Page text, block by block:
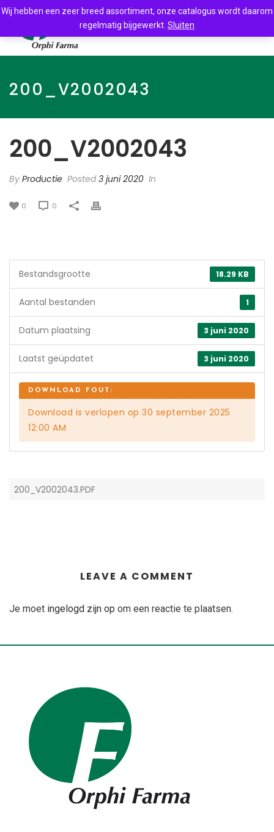
200_V2002043
200_V2002043
By Productie Posted3 juni 2020 In
0 0
18.29 KB
Bestandsgrootte
1
Aantal bestanden
3 juni 2020
Datum plaatsing
3 juni 2020
Laatst geüpdatet
Download is verlopen op 30 september 2025
12:00 AM
200_V2002043.PDF
LEAVE A COMMENT
Je moet ingelogd zijn op om een reactie te plaatsen.
Wij hebben een zeer breed assortiment, onze catalogus wordt daarom
regelmatig bijgewerkt. Sluiten